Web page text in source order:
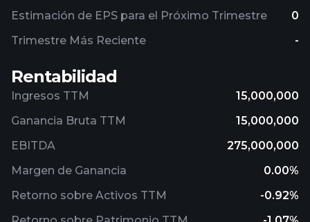
Estimación de EPS para el Próximo Trimestre
0
Trimestre Más Reciente
-
Rentabilidad
Ingresos TTM
15,000,000
Ganancia Bruta TTM
15,000,000
EBITDA
275,000,000
Margen de Ganancia
0.00%
Retorno sobre Activos TTM
-0.92%